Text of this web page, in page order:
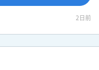
2日前